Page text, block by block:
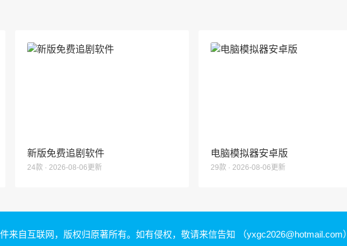
新版免费追剧软件
24款 · 2026-08-06更新
电脑模拟器安卓版
29款 · 2026-08-06更新
来自互联网，版权归原著所有。如有侵权，敬请来信告知 （yxgc2026@hotmail.com）